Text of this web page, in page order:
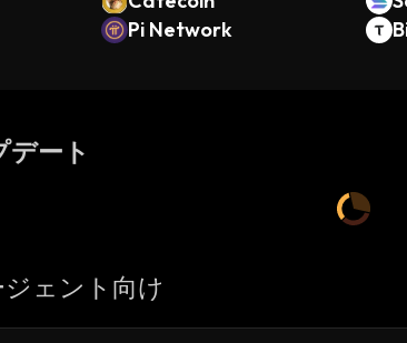
Pi Network
ート
ェント向け